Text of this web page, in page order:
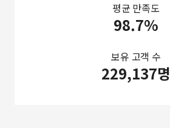
평균 만족도
98.7%
보유 고객 수
229,137명